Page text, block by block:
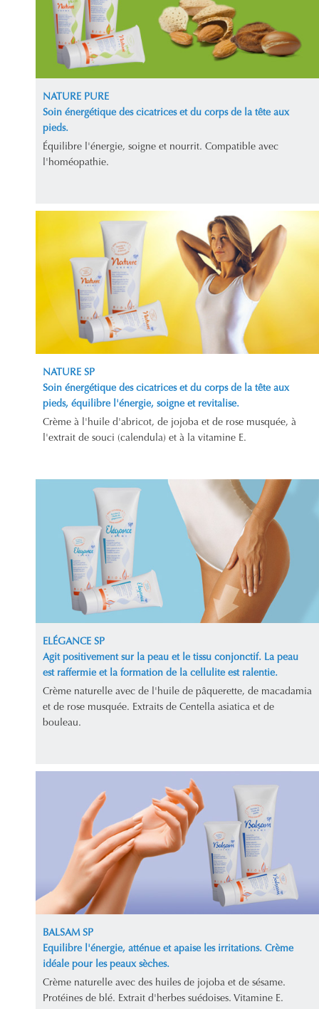
NATURE PURE
Soin énergétique des cicatrices et du corps de la tête aux
pieds.
Équilibre l'énergie, soigne et nourrit. Compatible avec
l'homéopathie.
NATURE SP
Soin énergétique des cicatrices et du corps de la tête aux
pieds, équilibre l'énergie, soigne et revitalise.
Crème à l'huile d'abricot, de jojoba et de rose musquée, à
l'extrait de souci (calendula) et à la vitamine E.
ELÉGANCE SP
Agit positivement sur la peau et le tissu conjonctif. La peau
est raffermie et la formation de la cellulite est ralentie.
Crème naturelle avec de l'huile de pâquerette, de macadamia
et de rose musquée. Extraits de Centella asiatica et de
bouleau.
BALSAM SP
Equilibre l'énergie, atténue et apaise les irritations. Crème
idéale pour les peaux sèches.
Crème naturelle avec des huiles de jojoba et de sésame.
Protéines de blé. Extrait d'herbes suédoises. Vitamine E.